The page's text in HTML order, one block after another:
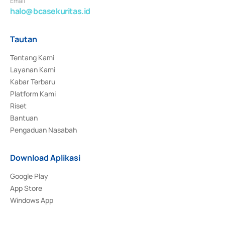
halo@bcasekuritas.id
Tautan
Tentang Kami
Layanan Kami
Kabar Terbaru
Platform Kami
Riset
Bantuan
Pengaduan Nasabah
Download Aplikasi
Google Play
App Store
Windows App